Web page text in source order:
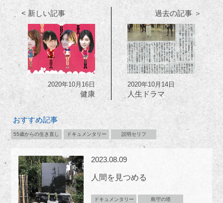
< 新しい記事
2020年10月16日
健康
過去の記事 ＞
2020年10月14日
人生ドラマ
おすすめ記事
55歳からの生き直し ドキュメンタリー 説明セリフ
2023.08.09
人間を見つめる
ドキュメンタリー 島守の塔